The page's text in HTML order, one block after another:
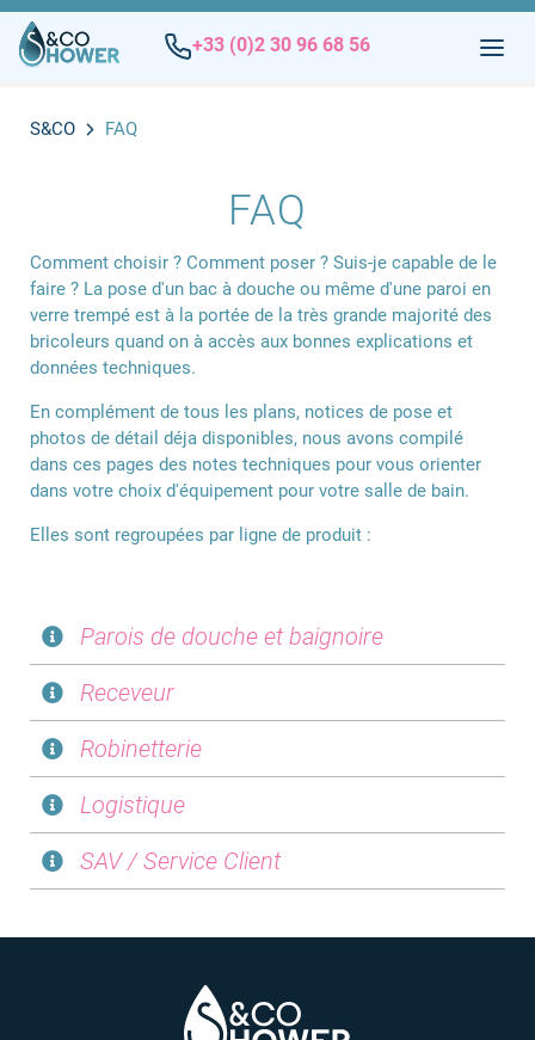
+33 (0)2 30 96 68 56
S&CO FAQ
FAQ
Comment choisir ? Comment poser ? Suis-je capable de le
faire ? La pose d'un bac à douche ou même d'une paroi en
verre trempé est à la portée de la très grande majorité des
bricoleurs quand on à accès aux bonnes explications et
données techniques.
En complément de tous les plans, notices de pose et
photos de détail déja disponibles, nous avons compilé
dans ces pages des notes techniques pour vous orienter
dans votre choix d'équipement pour votre salle de bain.
Elles sont regroupées par ligne de produit :
Parois de douche et baignoire
Receveur
Robinetterie
Logistique
SAV / Service Client